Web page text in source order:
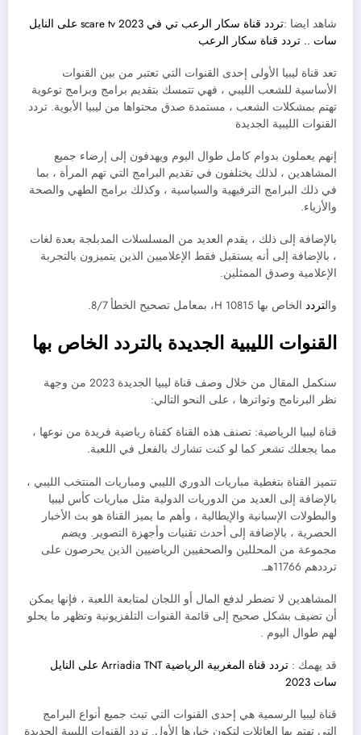
شاهد ايضا :
تردد قناة سكار الرعب تي في scare tv 2023 على النايل
سات .. تردد قناة سكار الرعب
تعد قناة ليبيا الأولى إحدى القنوات التي تعتبر من بين القنوات
الأساسية للشعب الليبي ، فهي تتمسك بتقديم برامج وبرامج توعوية
تهتم بمشكلات الشعب ، مستمدة صدق محتواها من ليبيا الأبوية. تردد
القنوات الليبية الجديدة
إنهم يعملون بدوام كامل طوال اليوم ويهدفون إلى إرضاء جميع
المشاهدين ، لذلك يختلفون في تقديم البرامج التي تهم المرأة ، بما
في ذلك البرامج الترفيهية والسياسية ، وكذلك برامج الطهي والصحة
والأزياء.
بالإضافة إلى ذلك ، يقدم العديد من المسلسلات المدبلجة بعدة لغات
، بالإضافة إلى أنه يستقبل فقط الإعلاميين الذين يتميزون بالتجربة
الإعلامية وصدق الممثلين.
والتردد الخاص بها 10815 H، بمعامل تصحيح الخطأ 8/7.
القنوات الليبية الجديدة بالتردد الخاص بها
سنكمل المقال من خلال وصف قناة ليبيا الجديدة 2023 من وجهة
نظر البرنامج وتواترها ، على النحو التالي:
قناة ليبيا الرياضية: تصنف هذه القناة كقناة رياضية فريدة من نوعها ،
مما يجعلك تشعر كما لو كنت تشارك بالفعل في اللعبة.
تتميز القناة بتغطية مباريات الدوري الليبي ومباريات المنتخب الليبي ،
بالإضافة إلى العديد من الدوريات الدولية مثل مباريات كأس ليبيا
والبطولات الإسبانية والإيطالية ، وأهم ما يميز القناة هو بث الأخبار
الحصرية ، بالإضافة إلى أحدث تقنيات وأجهزة التصوير. ويضم
مجموعة من المحللين والصحفيين الرياضيين الذين يحرصون على
ترددهم 11766هـ.
المشاهدين لا تضطر لدفع المال أو اللجان لمتابعة اللعبة ، فإنها يمكن
أن تضيف بشكل صحيح إلى قائمة القنوات التلفزيونية وتظهر ما يحلو
لهم طوال اليوم .
قد يهمك :
تردد قناة المغربية الرياضية Arriadia TNT على النايل
سات 2023
قناة ليبيا الرسمية هي إحدى القنوات التي تبث جميع أنواع البرامج
التي تهتم بها العائلات لتكون خيارها الأول. تردد القنوات الليبية الجديدة